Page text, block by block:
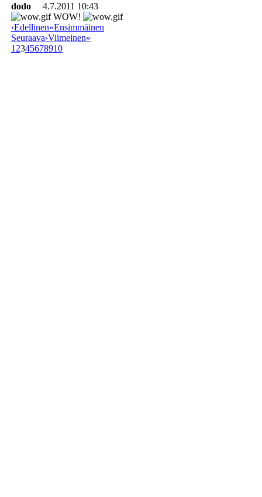
dodo
4.7.2011 10:43
WOW!
‹Edellinen«Ensimmäinen
Seuraava›Viimeinen»
1 2345678910